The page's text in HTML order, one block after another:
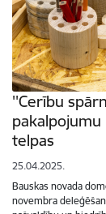
''Cerību
telpas
25.04.2025.
Bauskas novada
novembra